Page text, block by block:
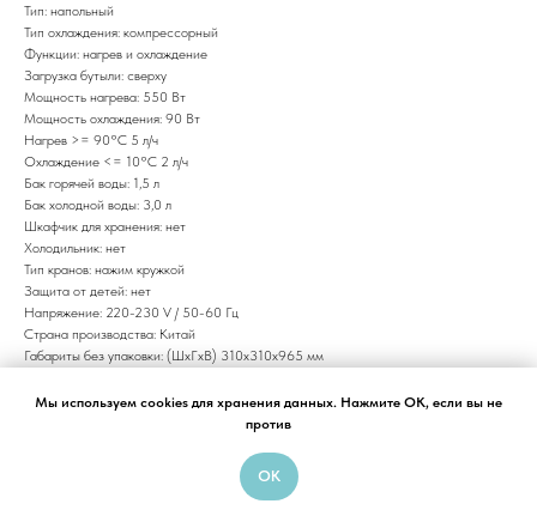
Мы используем cookies для хранения данных. Нажмите OK, если вы не
против
OK
Тип: напольный
Тип охлаждения: компрессорный
Функции: нагрев и охлаждение
Загрузка бутыли: сверху
Мощность нагрева: 550 Вт
Мощность охлаждения: ​90 Вт
Нагрев ​>= 90°С 5 л/ч
Охлаждение ​<= 10°С 2 л/ч
Бак горячей воды: ​1,5 л
Бак холодной воды: ​3,0 л
Шкафчик для хранения: нет
Холодильник: нет
Тип кранов: нажим кружкой
Защита от детей: нет
Напряжение: ​220-230 V / 50-60 Гц
Страна производства: ​Китай
Габариты без упаковки: (ШxГxВ) ​310х310х965 мм
Объем: ​0,12 м3